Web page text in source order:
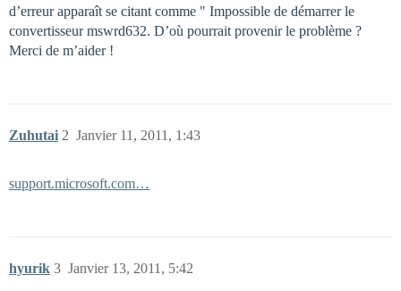
d’erreur apparaît se citant comme " Impossible de démarrer le
convertisseur mswrd632. D’où pourrait provenir le problème ?
Merci de m’aider !
Zuhutai Janvier 11, 2011, 1:43
2
support.microsoft.com…
hyurik Janvier 13, 2011, 5:42
3